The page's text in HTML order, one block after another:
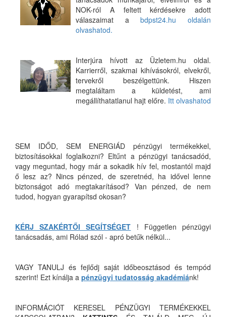
NOK-ról A feltett kérdésekre adott
válaszaimat abdpst24.hu oldalán
olvashatod.
Interjúra hívott az Üzletem.hu oldal.
Karrierről, szakmai kihívásokról, elvekről,
tervekről beszélgettünk. Hiszen
megtaláltam a küldetést, ami
megállíthatatlanul hajt előre. Itt olvashatod
SEM IDŐD, SEM ENERGIÁD pénzügyi termékekkel,
biztosításokkal foglalkozni? Eltűnt a pénzügyi tanácsadód,
vagy meguntad, hogy már a sokadik hív fel, mostantól majd
ő lesz az? Nincs pénzed, de szeretnéd, ha idővel lenne
biztonságot adó megtakarításod? Van pénzed, de nem
tudod, hogyan gyarapítsd okosan?
KÉRJ SZAKÉRTŐI SEGÍTSÉGET ! Független pénzügyi
tanácsadás, ami Rólad szól - apró betűk nélkül...
VAGY TANULJ és fejlődj saját időbeosztásod és tempód
szerint! Ezt kínálja a pénzügyi tudatosság akadémiánk!
INFORMÁCIÓT KERESEL PÉNZÜGYI TERMÉKEKKEL